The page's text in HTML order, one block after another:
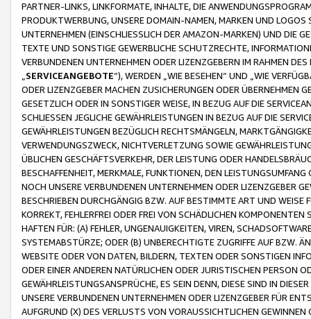
PARTNER-LINKS, LINKFORMATE, INHALTE, DIE
PRODUKTWERBUNG, UNSERE DOMAIN-NAMEN, MARKEN UND
UNTERNEHMEN (EINSCHLIESSLICH DER AMAZON-MARKEN) UND DIE
TEXTE UND SONSTIGE GEWERBLICHE SCHUTZRECHTE,
VERBUNDENEN UNTERNEHMEN ODER LIZENZGEBERN IM RAHMEN
SERVICEANGEBOTE“), WERDEN „WIE BESEHEN“ UND „WIE
ODER LIZENZGEBER MACHEN ZUSICHERUNGEN ODER ÜBERNEHMEN
GESETZLICH ODER IN SONSTIGER WEISE, IN BEZUG AUF DIE
SCHLIESSEN JEGLICHE GEWÄHRLEISTUNGEN IN BEZUG AUF DIE
GEWÄHRLEISTUNGEN BEZÜGLICH RECHTSMÄNGELN,
VERWENDUNGSZWECK, NICHTVERLETZUNG SOWIE
ÜBLICHEN GESCHÄFTSVERKEHR, DER LEISTUNG ODER
BESCHAFFENHEIT, MERKMALE, FUNKTIONEN, DEN
NOCH UNSERE VERBUNDENEN UNTERNEHMEN ODER LIZENZGEBER
BESCHRIEBEN DURCHGÄNGIG BZW. AUF BESTIMMTE ART UND
KORREKT, FEHLERFREI ODER FREI VON SCHÄDLICHEN
HAFTEN FÜR: (A) FEHLER, UNGENAUIGKEITEN, VIREN,
SYSTEMABSTÜRZE; ODER (B) UNBERECHTIGTE ZUGRIFFE AUF BZW.
WEBSITE ODER VON DATEN, BILDERN, TEXTEN ODER SONSTIGEN
ODER EINER ANDEREN NATÜRLICHEN ODER JURISTISCHEN PERSON
GEWÄHRLEISTUNGSANSPRÜCHE, ES SEIN DENN, DIESE SIND IN
UNSERE VERBUNDENEN UNTERNEHMEN ODER LIZENZGEBER FÜR
AUFGRUND (X) DES VERLUSTS VON VORAUSSICHTLICHEN